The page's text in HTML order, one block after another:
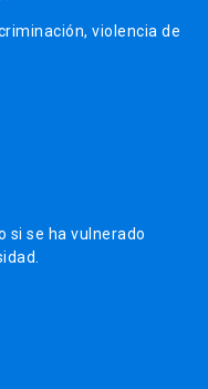
violencia de
si se ha vulnerado